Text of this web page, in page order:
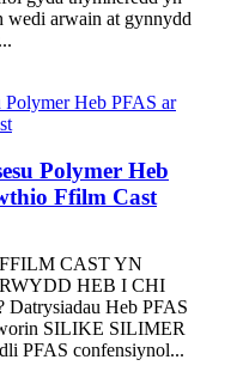
wedi arwain at gynnydd
Polymer Heb
Ffilm Cast
CAST YN
HEB I CHI
Heb PFAS
SILIKE SILIMER
PFAS confensiynol...